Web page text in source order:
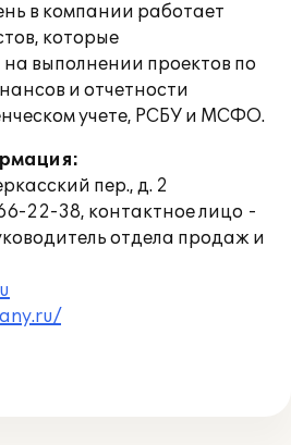
в компании работает
которые
выполнении проектов по
и отчетности
учете, РСБУ и МСФО.
пер., д. 2
22-38, контактное лицо -
отдела продаж и